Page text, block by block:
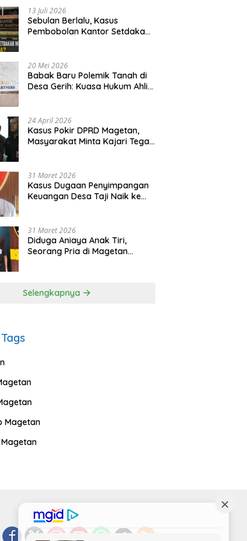
13 Juli 2026
Sebulan Berlalu, Kasus
Pembobolan Kantor Setdakab
20 Mei 2026
Babak Baru Polemik Tanah di
Desa Gerih: Kuasa Hukum Ahli
24 April 2026
Kasus Pokir DPRD Magetan,
Masyarakat Minta Kajari Tegak
31 Maret 2026
Kasus Dugaan Penyimpangan
Keuangan Desa Taji Naik ke
31 Maret 2026
Diduga Aniaya Anak Tiri,
Seorang Pria di Magetan
Selengkapnya
Magetan